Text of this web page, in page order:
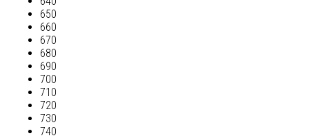
650
660
670
680
690
700
710
720
730
740